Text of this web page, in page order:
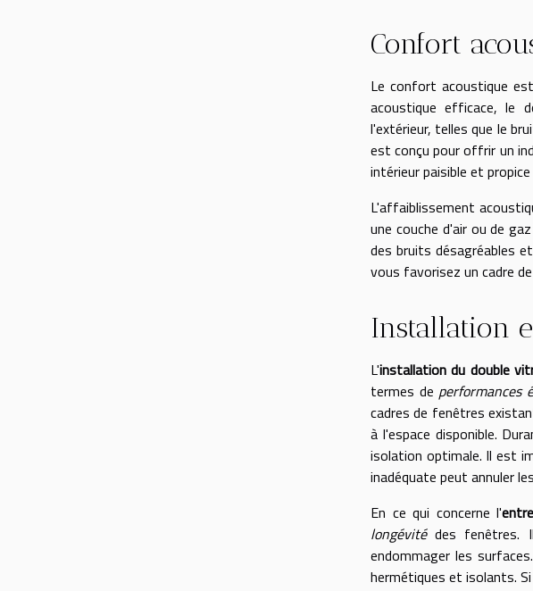
Confort
Le confort acoustique
acoustique efficace, le
l'extérieur, telles que le
est conçu pour offrir un
intérieur paisible et
L'affaiblissement
une couche d'air ou de
des bruits désagréables
vous favorisez un cadre
Installation
L'installation du double
termes de performances
cadres de fenêtres
à l'espace disponible.
isolation optimale. Il est
inadéquate peut annuler
En ce qui concerne l'
longévitédes fenêtres.
endommager les
hermétiques et isolants.